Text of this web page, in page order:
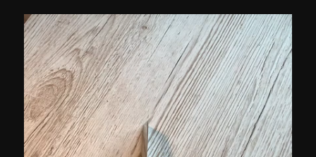
Video-
Player